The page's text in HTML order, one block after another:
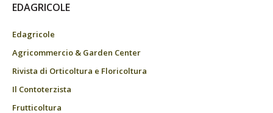
EDAGRICOLE
Edagricole
Agricommercio & Garden Center
Rivista di Orticoltura e Floricoltura
Il Contoterzista
Frutticoltura